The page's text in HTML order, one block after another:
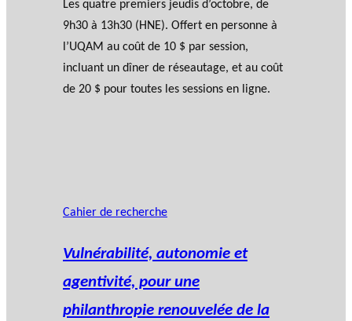
Les quatre premiers jeudis d’octobre, de
9h30 à 13h30 (HNE). Offert en personne à
l’UQAM au coût de 10 $ par session,
incluant un dîner de réseautage, et au coût
de 20 $ pour toutes les sessions en ligne.
Cahier de recherche
Vulnérabilité, autonomie et
agentivité, pour une
philanthropie renouvelée de la